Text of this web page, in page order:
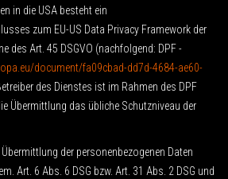
in die USA besteht ein
zum EU-US Data Privacy Framework der
des Art. 45 DSGVO (nachfolgend: DPF -
document/fa09cbad-dd7d-4684-ae60-
des Dienstes ist im Rahmen des DPF
Übermittlung das übliche Schutzniveau der
der personenbezogenen Daten
Art. 6 Abs. 6 DSG bzw. Art. 31 Abs. 2 DSG und